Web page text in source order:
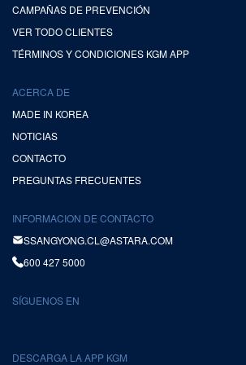
CAMPAÑAS DE PREVENCIÓN
VER TODO CLIENTES
TÉRMINOS Y CONDICIONES KGM APP
ACERCA DE
MADE IN KOREA
NOTICIAS
CONTACTO
PREGUNTAS FRECUENTES
INFORMACION DE CONTACTO
SSANGYONG.CL@ASTARA.COM
600 427 5000
SÍGUENOS EN
DESCARGA LA APP KGM